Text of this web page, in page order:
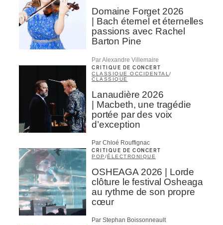
Domaine Forget 2026
| Bach éternel et éternelles
passions avec Rachel
Barton Pine
Par Alexandre Villemaire
CRITIQUE DE CONCERT
CLASSIQUE OCCIDENTAL /
CLASSIQUE
Lanaudière 2026
| Macbeth, une tragédie
portée par des voix
d’exception
Par Chloé Rouffignac
CRITIQUE DE CONCERT
POP /ÉLECTRONIQUE
OSHEAGA 2026 | Lorde
clôture le festival Osheaga
au rythme de son propre
cœur
Par Stephan Boissonneault